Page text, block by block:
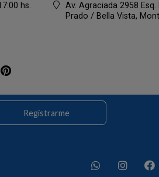
hs.
Av. Agraciada 2958 Esq.
Prado / Bella Vista,
Registrarme